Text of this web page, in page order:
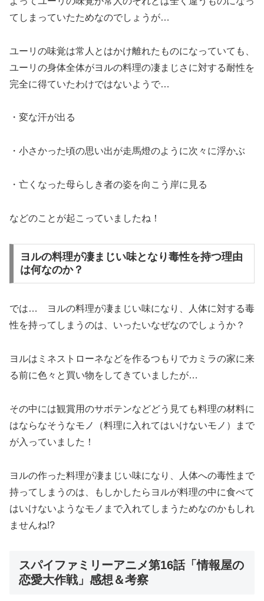
てしまっていたためなのでしょうが…
ユーリの味覚は常人とはかけ離れたものになっていても、
ユーリの身体全体がヨルの料理の凄まじさに対する耐性を
完全に得ていたわけではないようで…
・変な汗が出る
・小さかった頃の思い出が走馬燈のように次々に浮かぶ
・亡くなった母らしき者の姿を向こう岸に見る
などのことが起こっていましたね！
ヨルの料理が凄まじい味となり毒性を持つ理由
は何なのか？
では… ヨルの料理が凄まじい味になり、人体に対する毒
性を持ってしまうのは、いったいなぜなのでしょうか？
ヨルはミネストローネなどを作るつもりでカミラの家に来
る前に色々と買い物をしてきていましたが…
その中には観賞用のサボテンなどどう見ても料理の材料に
はならなそうなモノ（料理に入れてはいけないモノ）まで
が入っていました！
ヨルの作った料理が凄まじい味になり、人体への毒性まで
持ってしまうのは、もしかしたらヨルが料理の中に食べて
はいけないようなモノまで入れてしまうためなのかもしれ
ませんね!?
スパイファミリーアニメ第16話「情報屋の
恋愛大作戦」感想＆考察